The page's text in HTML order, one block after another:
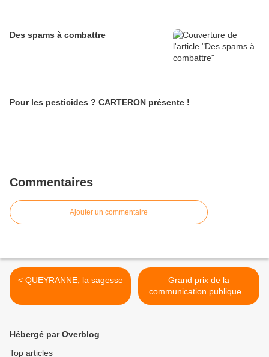
Des spams à combattre
Pour les pesticides ? CARTERON présente !
Commentaires
Ajouter un commentaire
< QUEYRANNE, la sagesse
Grand prix de la
communication publique &
territoriale >
Hébergé par Overblog
Top articles